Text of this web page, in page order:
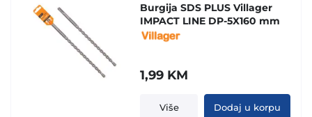
Burgija SDS PLUS Villager
IMPACT LINE DP-5X160 mm
1,99 KM
Više Dodaj u korpu